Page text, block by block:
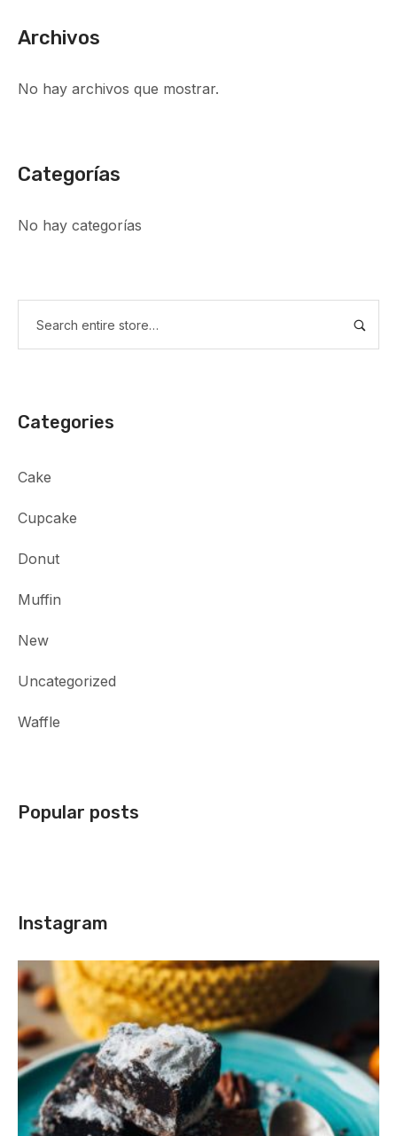
Archivos
No hay archivos que mostrar.
Categorías
No hay categorías
Categories
Cake
Cupcake
Donut
Muffin
New
Uncategorized
Waffle
Popular posts
Instagram